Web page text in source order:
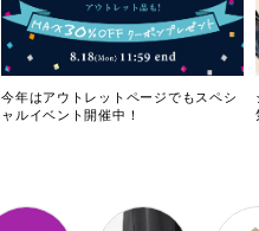
今年はアウトレットページでもスペシ
ャルイベント開催中！